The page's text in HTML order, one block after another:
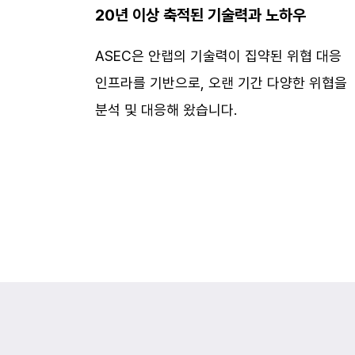
20년 이상 축적된 기술력과 노하우
ASEC은 안랩의 기술력이 집약된 위협 대응
인프라를 기반으로, 오랜 기간 다양한 위협을
분석 및 대응해 왔습니다.